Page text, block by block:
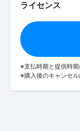
ライセンス
※支払時期と提供時期
※購入後のキャンセ